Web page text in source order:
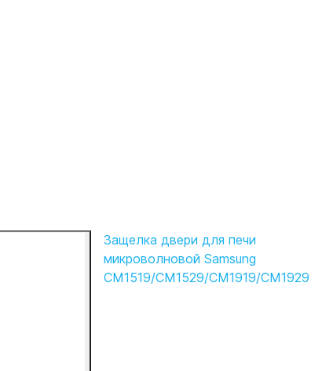
Защелка двери для печи
микроволновой Samsung
CM1519/CM1529/CM1919/CM1929